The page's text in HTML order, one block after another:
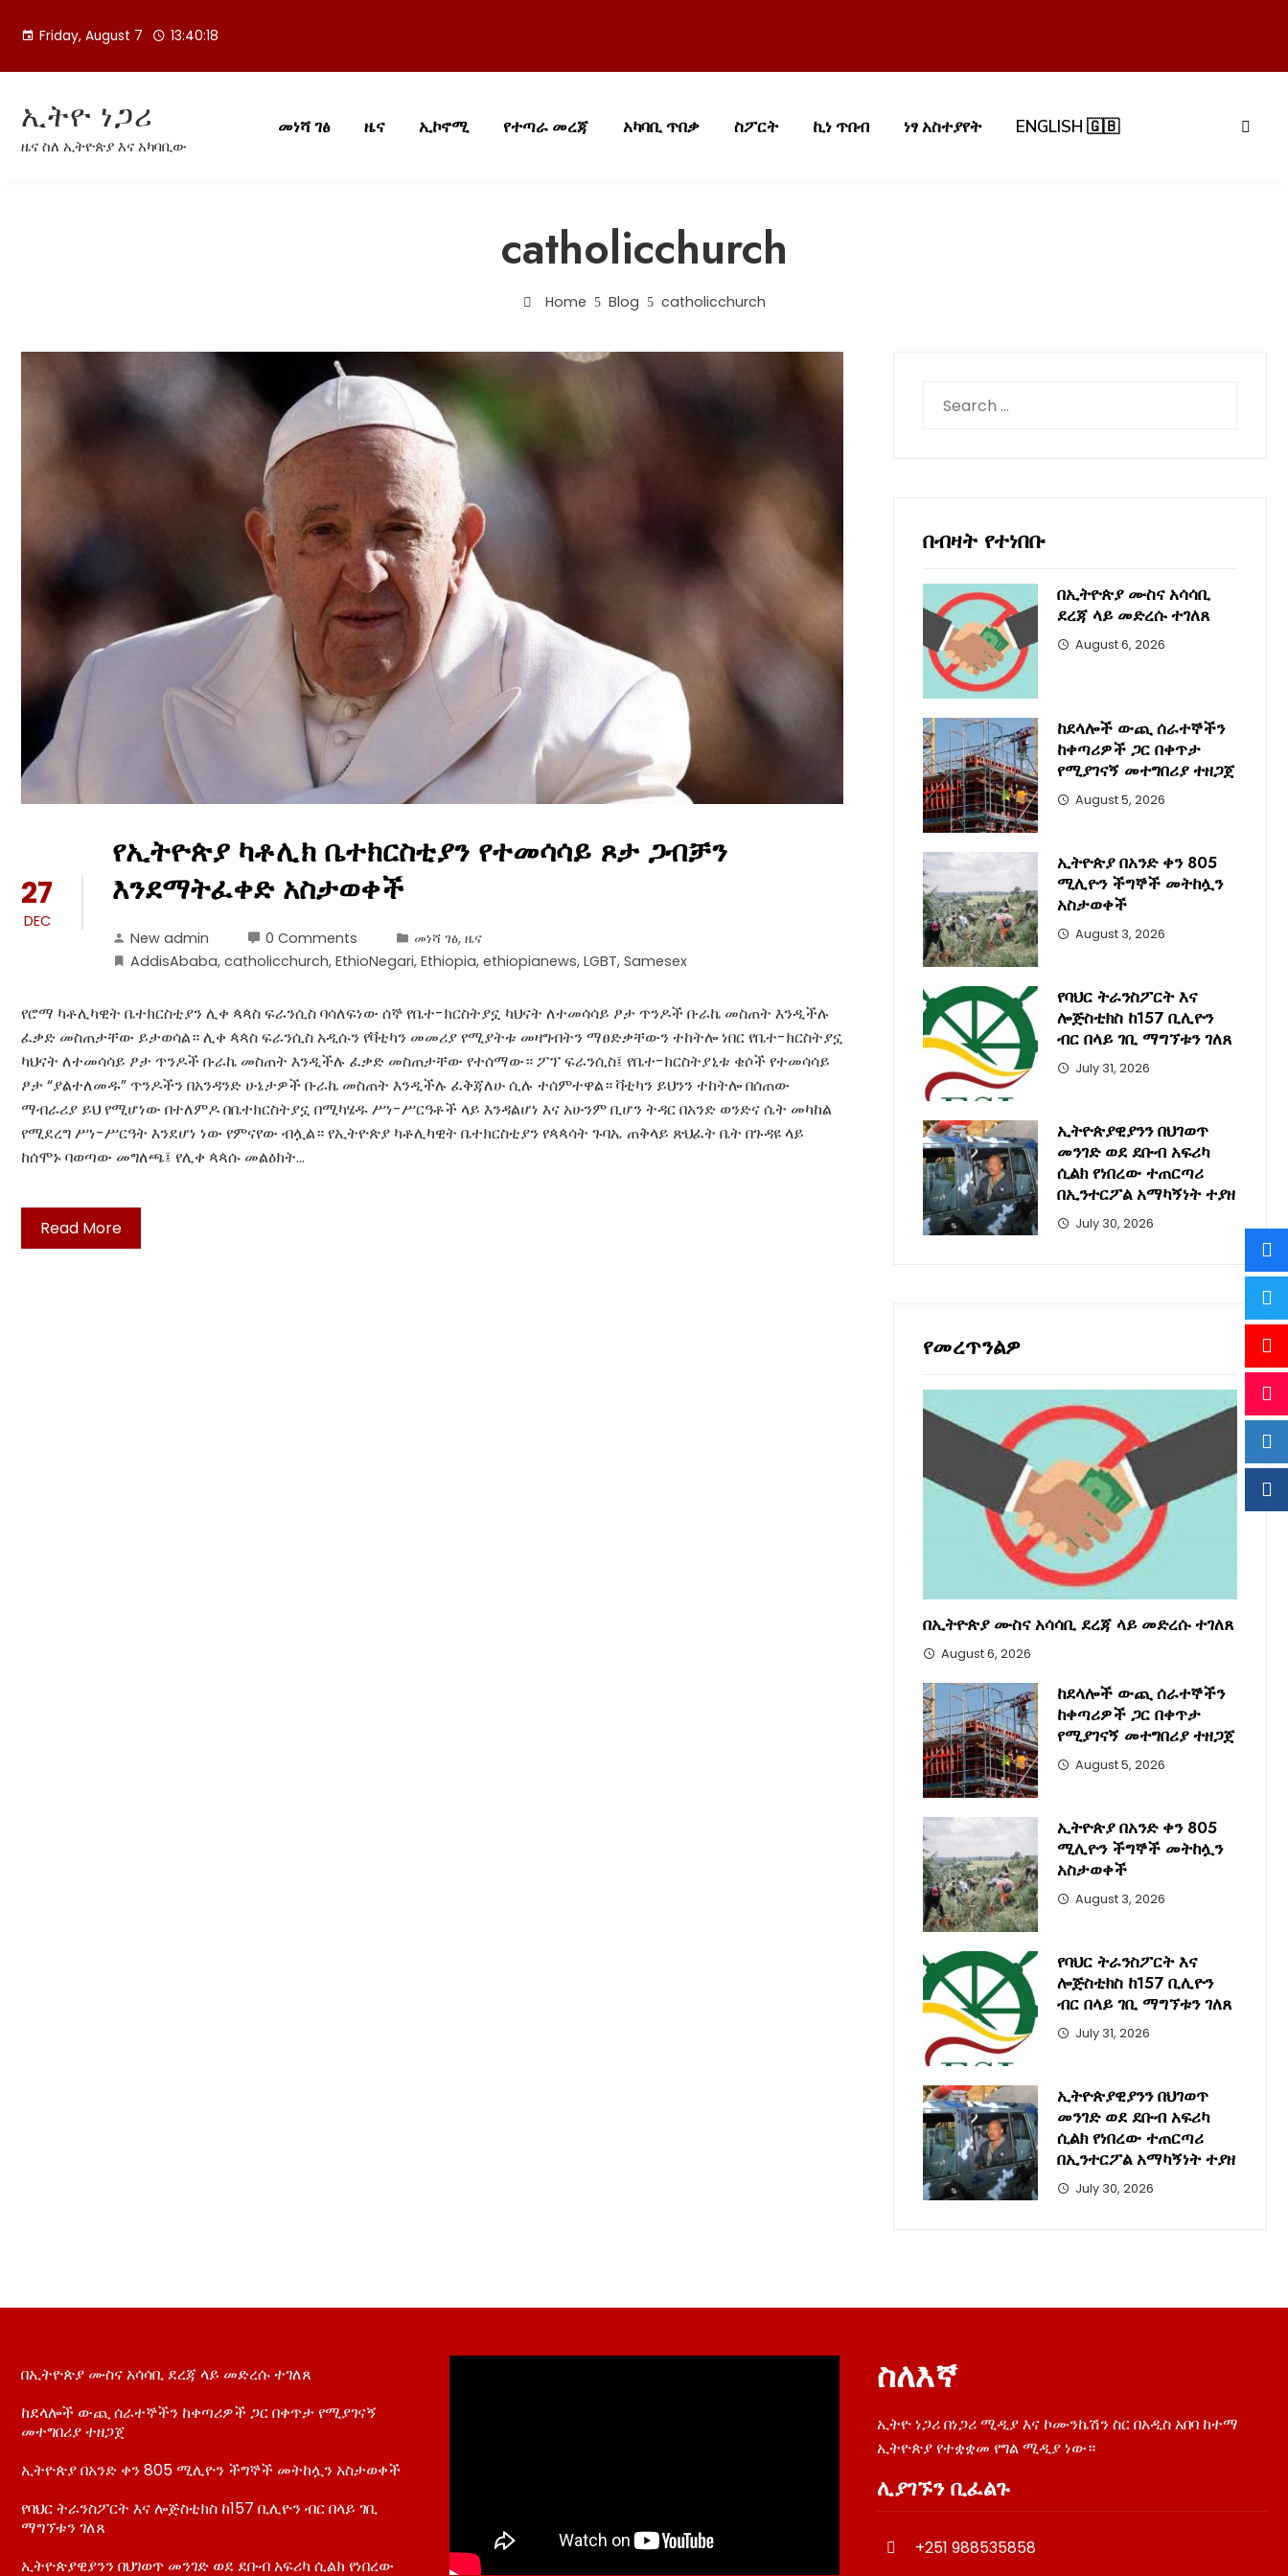
Friday, August 7 13:40:18
ኢትዮ ነጋሪ
ዜና ስለ ኢትዮጵያ እና አካባቢው
መነሻ ገፅ ዜና ኢኮኖሚ የተጣራ መረጃ አካባቢ ጥበቃ ስፖርት ኪነ ጥበብ ነፃ አስተያየት ENGLISH 🇬🇧
catholicchurch
Home Blog catholicchurch
27
DEC
የኢትዮጵያ ካቶሊክ ቤተክርስቲያን የተመሳሳይ ጾታ ጋብቻን
እንደማትፈቀድ አስታወቀች
New admin 0 Comments መነሻ ገፅ, ዜና
AddisAbaba, catholicchurch, EthioNegari, Ethiopia, ethiopianews, LGBT, Samesex
የሮማ ካቶሊካዊት ቤተክርስቲያን ሊቀ ጳጳስ ፍራንሲስ ባሳለፍነው ሰኞ የቤተ-ክርስትያኗ ካህናት ለተመሳሳይ ፆታ ጥንዶች ቡራኬ መስጠት እንዲችሉ
ፈቃድ መስጠታቸው ይታወሳል። ሊቀ ጳጳስ ፍራንሲስ አዲሱን የቫቲካን መመሪያ የሚያትቱ መዛግብትን ማፀድቃቸውን ተከትሎ ነበር የቤተ-ክርስትያኗ
ካህናት ለተመሳሳይ ፆታ ጥንዶች ቡራኬ መስጠት እንዲችሉ ፈቃድ መስጠታቸው የተሰማው። ፖፕ ፍራንሲስ፤ የቤተ-ክርስትያኒቱ ቄሶች የተመሳሳይ
ፆታ “ያልተለመዱ” ጥንዶችን በአንዳንድ ሁኔታዎች ቡራኬ መስጠት እንዲችሉ ፈቅጃለሁ ሲሉ ተሰምተዋል። ቫቲካን ይህንን ተከትሎ በሰጠው
ማብራሪያ ይህ የሚሆነው በተለምዶ በቤተክርስትያኗ በሚካሄዱ ሥነ-ሥርዓቶች ላይ እንዳልሆነ እና አሁንም ቢሆን ትዳር በአንድ ወንድና ሴት መካከል
የሚደረግ ሥነ-ሥርዓት እንደሆነ ነው የምናየው ብሏል። የኢትዮጵያ ካቶሊካዊት ቤተክርስቲያን የጳጳሳት ጉባኤ ጠቅላይ ጽህፈት ቤት በጉዳዩ ላይ
ከሰሞኑ ባወጣው መግለጫ፤ የሊቀ ጳጳሱ መልዕክት…
Read More
for:
በብዛት የተነበቡ
በኢትዮጵያ ሙስና አሳሳቢ
ደረጃ ላይ መድረሱ ተገለጸ
August 6, 2026
ከደላሎች ውጪ ሰራተኞችን
ከቀጣሪዎች ጋር በቀጥታ
የሚያገናኝ መተግበሪያ ተዘጋጀ
August 5, 2026
ኢትዮጵያ በአንድ ቀን 805
ሚሊዮን ችግኞች መትከሏን
አስታወቀች
August 3, 2026
የባህር ትራንስፖርት እና
ሎጅስቲክስ ከ157 ቢሊዮን
ብር በላይ ገቢ ማግኘቱን ገለጸ
July 31, 2026
ኢትዮጵያዊያንን በህገወጥ
መንገድ ወደ ደቡብ አፍሪካ
ሲልክ የነበረው ተጠርጣሪ
በኢንተርፖል አማካኝነት ተያዘ
July 30, 2026
የመረጥንልዎ
በኢትዮጵያ ሙስና አሳሳቢ ደረጃ ላይ መድረሱ ተገለጸ
August 6, 2026
ከደላሎች ውጪ ሰራተኞችን
ከቀጣሪዎች ጋር በቀጥታ
የሚያገናኝ መተግበሪያ ተዘጋጀ
August 5, 2026
ኢትዮጵያ በአንድ ቀን 805
ሚሊዮን ችግኞች መትከሏን
አስታወቀች
August 3, 2026
የባህር ትራንስፖርት እና
ሎጅስቲክስ ከ157 ቢሊዮን
ብር በላይ ገቢ ማግኘቱን ገለጸ
July 31, 2026
ኢትዮጵያዊያንን በህገወጥ
መንገድ ወደ ደቡብ አፍሪካ
ሲልክ የነበረው ተጠርጣሪ
በኢንተርፖል አማካኝነት ተያዘ
July 30, 2026
በኢትዮጵያ ሙስና አሳሳቢ ደረጃ ላይ መድረሱ ተገለጸ
ከደላሎች ውጪ ሰራተኞችን ከቀጣሪዎች ጋር በቀጥታ የሚያገናኝ
መተግበሪያ ተዘጋጀ
ኢትዮጵያ በአንድ ቀን 805 ሚሊዮን ችግኞች መትከሏን አስታወቀች
የባህር ትራንስፖርት እና ሎጅስቲክስ ከ157 ቢሊዮን ብር በላይ ገቢ
ማግኘቱን ገለጸ
ኢትዮጵያዊያንን በህገወጥ መንገድ ወደ ደቡብ አፍሪካ ሲልክ የነበረው
ስለእኛ
ኢትዮ ነጋሪ በነጋሪ ሚዲያ እና ኮሙንኬሽን ስር በአዲስ አበባ ከተማ
ኢትዮጵያ የተቋቋመ የግል ሚዲያ ነው።
ሊያገኙን ቢፈልጉ
+251 988535858